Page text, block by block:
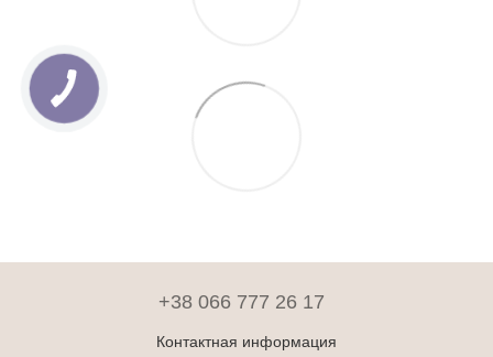
+38 066 777 26 17
Контактная информация